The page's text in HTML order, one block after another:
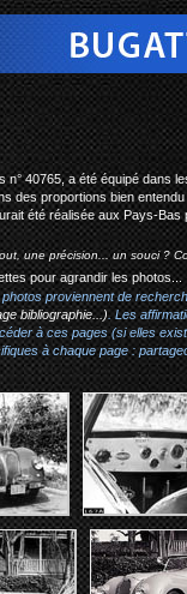
n° 40765, a été équipé dans
des proportions bien
été réalisée aux Pays-Bas
une précision... un souci ?
pour agrandir les photos...
proviennent de
bibliographie...). Les
à ces pages (si elles
à chaque page :